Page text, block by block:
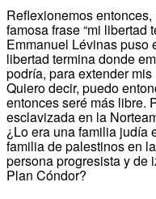
Reflexionemos
famosa frase “mi libertad
Emmanuel Lévinas puso
libertad termina donde
podría, para extender
Quiero decir, puedo
entonces seré más libre.
esclavizada en la
¿Lo era una familia judía
familia de palestinos en
persona progresista y de
Plan Cóndor?